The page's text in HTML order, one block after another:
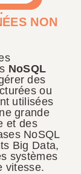
NON
NoSQL
des
ou
utilisées
grande
et des
NoSQL
Big Data,
systèmes
vitesse.